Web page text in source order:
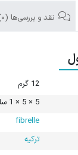
نقد و بررسی‌ها (0)
12 گرم
5 × 5 × 1 سانتیمتر
fibrelle
ترکیه